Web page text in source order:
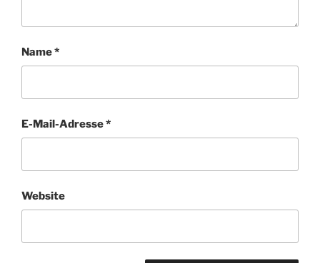
Name*
E-Mail-Adresse*
Website